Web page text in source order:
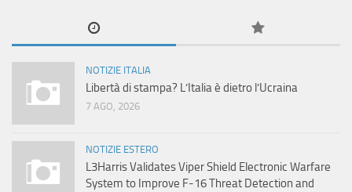
NOTIZIE ITALIA
Libertà di stampa? L’Italia è dietro l’Ucraina
7 AGO, 2026
NOTIZIE ESTERO
L3Harris Validates Viper Shield Electronic Warfare
System to Improve F-16 Threat Detection and